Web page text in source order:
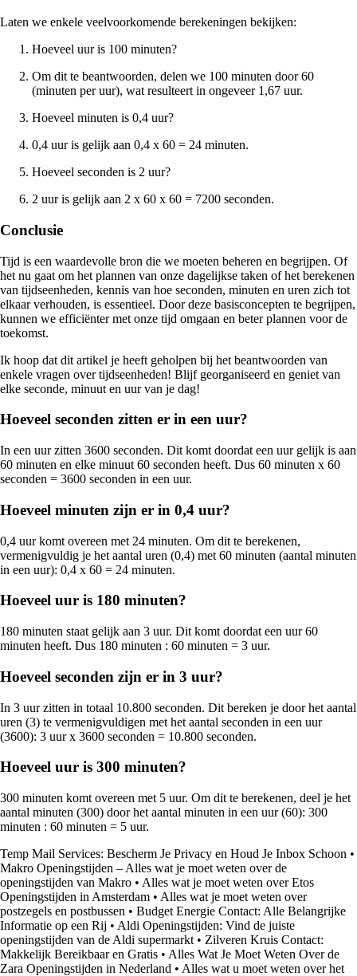
Laten we enkele veelvoorkomende berekeningen bekijken:
Hoeveel uur is 100 minuten?
Om dit te beantwoorden, delen we 100 minuten door 60
(minuten per uur), wat resulteert in ongeveer 1,67 uur.
Hoeveel minuten is 0,4 uur?
0,4 uur is gelijk aan 0,4 x 60 = 24 minuten.
Hoeveel seconden is 2 uur?
2 uur is gelijk aan 2 x 60 x 60 = 7200 seconden.
Conclusie
Tijd is een waardevolle bron die we moeten beheren en begrijpen. Of
het nu gaat om het plannen van onze dagelijkse taken of het berekenen
van tijdseenheden, kennis van hoe seconden, minuten en uren zich tot
elkaar verhouden, is essentieel. Door deze basisconcepten te begrijpen,
kunnen we efficiënter met onze tijd omgaan en beter plannen voor de
toekomst.
Ik hoop dat dit artikel je heeft geholpen bij het beantwoorden van
enkele vragen over tijdseenheden! Blijf georganiseerd en geniet van
elke seconde, minuut en uur van je dag!
Hoeveel seconden zitten er in een uur?
In een uur zitten 3600 seconden. Dit komt doordat een uur gelijk is aan
60 minuten en elke minuut 60 seconden heeft. Dus 60 minuten x 60
seconden = 3600 seconden in een uur.
Hoeveel minuten zijn er in 0,4 uur?
0,4 uur komt overeen met 24 minuten. Om dit te berekenen,
vermenigvuldig je het aantal uren (0,4) met 60 minuten (aantal minuten
in een uur): 0,4 x 60 = 24 minuten.
Hoeveel uur is 180 minuten?
180 minuten staat gelijk aan 3 uur. Dit komt doordat een uur 60
minuten heeft. Dus 180 minuten : 60 minuten = 3 uur.
Hoeveel seconden zijn er in 3 uur?
In 3 uur zitten in totaal 10.800 seconden. Dit bereken je door het aantal
uren (3) te vermenigvuldigen met het aantal seconden in een uur
(3600): 3 uur x 3600 seconden = 10.800 seconden.
Hoeveel uur is 300 minuten?
300 minuten komt overeen met 5 uur. Om dit te berekenen, deel je het
aantal minuten (300) door het aantal minuten in een uur (60): 300
minuten : 60 minuten = 5 uur.
Temp Mail Services: Bescherm Je Privacy en Houd Je Inbox Schoon •
Makro Openingstijden – Alles wat je moet weten over de
openingstijden van Makro • Alles wat je moet weten over Etos
Openingstijden in Amsterdam • Alles wat je moet weten over
postzegels en postbussen • Budget Energie Contact: Alle Belangrijke
Informatie op een Rij • Aldi Openingstijden: Vind de juiste
openingstijden van de Aldi supermarkt • Zilveren Kruis Contact:
Makkelijk Bereikbaar en Gratis • Alles Wat Je Moet Weten Over de
Zara Openingstijden in Nederland • Alles wat u moet weten over het